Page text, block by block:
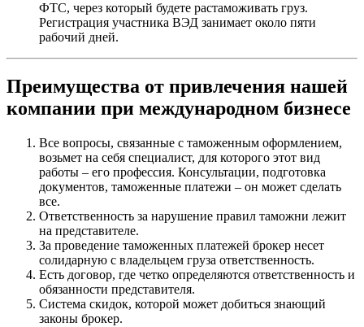
ФТС, через который будете растаможивать груз.
Регистрация участника ВЭД занимает около пяти
рабочий дней.
Преимущества от привлечения нашей
компании при международном бизнесе
Все вопросы, связанные с таможенным оформлением,
возьмет на себя специалист, для которого этот вид
работы – его профессия. Консультации, подготовка
документов, таможенные платежи – он может сделать
все.
Ответственность за нарушение правил таможни лежит
на представителе.
За проведение таможенных платежей брокер несет
солидарную с владельцем груза ответственность.
Есть договор, где четко определяются ответственность и
обязанности представителя.
Система скидок, которой может добиться знающий
законы брокер.